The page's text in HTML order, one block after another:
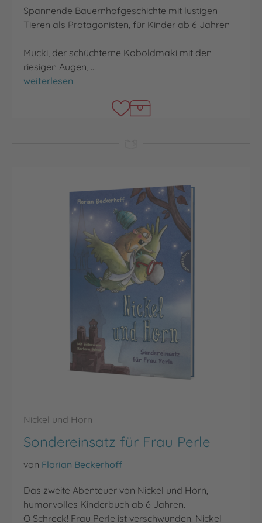
Spannende Bauernhofgeschichte mit lustigen
Tieren als Protagonisten, für Kinder ab 6 Jahren
Mucki, der schüchterne Koboldmaki mit den
riesigen Augen, …
Krawall im Stall
weiterlesen
Nickel und Horn
Sondereinsatz für Frau Perle
von Florian Beckerhoff
Das zweite Abenteuer von Nickel und Horn,
humorvolles Kinderbuch ab 6 Jahren.
O Schreck! Frau Perle ist verschwunden! Nickel